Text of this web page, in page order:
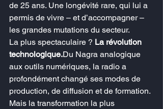
de 25 ans. Une longévité rare, qui lui a
permis de vivre – et d’accompagner –
les grandes mutations du secteur.
La plus spectaculaire ? La révolution
technologique.Du Nagra analogique
aux outils numériques, la radio a
profondément changé ses modes de
production, de diffusion et de formation.
Mais la transformation la plus